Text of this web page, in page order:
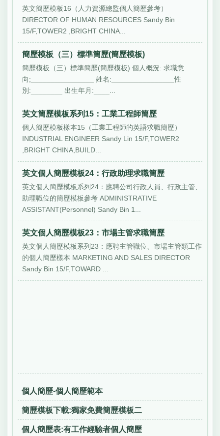
英文簡歷模板16（人力資源總監個人簡歷參考）
DIRECTOR OF HUMAN RESOURCES Sandy Bin
15/F,TOWER2 ,BRIGHT CHINA...
簡歷模板（三）標準簡歷(簡歷模板)
簡歷模板（三）標準簡歷(簡歷模板) 個人概況: 求職意
向;________________ 姓名:________________性
別:________ 出生年月:____...
英文簡歷模板系列15：工業工程師簡歷
個人簡歷模板樣本15（工業工程師的英語求職簡歷）
INDUSTRIAL ENGINEER Sandy Lin 15/F,TOWER2
,BRIGHT CHINA,BUILD...
英文個人簡歷模板24：行政助理求職簡歷
英文個人簡歷模板系列24：應聘公司行政人員、行政主管、
助理職位的簡歷模板參考 ADMINISTRATIVE
ASSISTANT(Personnel) Sandy Bin 1...
英文個人簡歷模板23：市場主管求職簡歷
英文個人簡歷模板系列23：應聘主管職位、市場主管類工作
的個人簡歷樣本 MARKETING AND SALES DIRECTOR
Sandy Bin 15/F,TOWARD ...
個人簡歷-個人簡歷範本
簡歷模板下載:獨家免費簡歷模板二
個人簡歷表:有工作經驗者個人簡歷